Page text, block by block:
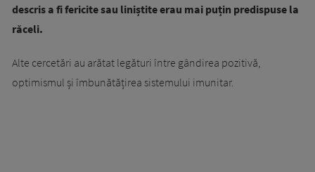
descris a fi fericite sau liniștite erau mai puțin predispuse la
răceli.
Alte cercetări au arătat legături între gândirea pozitivă,
optimismul și îmbunătățirea sistemului imunitar.